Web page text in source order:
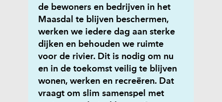
de bewoners en bedrijven in het
Maasdal te blijven beschermen,
werken we iedere dag aan sterke
dijken en behouden we ruimte
voor de rivier. Dit is nodig om nu
en in de toekomst veilig te blijven
wonen, werken en recreëren. Dat
vraagt om slim samenspel met